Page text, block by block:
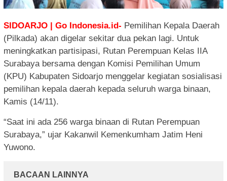
SIDOARJO | Go Indonesia.id- Pemilihan Kepala Daerah
(Pilkada) akan digelar sekitar dua pekan lagi. Untuk
meningkatkan partisipasi, Rutan Perempuan Kelas IIA
Surabaya bersama dengan Komisi Pemilihan Umum
(KPU) Kabupaten Sidoarjo menggelar kegiatan sosialisasi
pemilihan kepala daerah kepada seluruh warga binaan,
Kamis (14/11).
“Saat ini ada 256 warga binaan di Rutan Perempuan
Surabaya,” ujar Kakanwil Kemenkumham Jatim Heni
Yuwono.
BACAAN LAINNYA